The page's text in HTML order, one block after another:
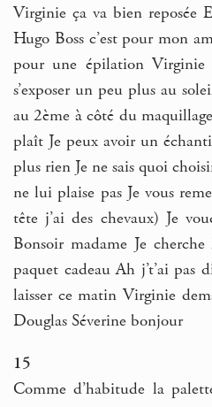
Virginie ça va bien reposée
Hugo Boss c’est pour mon
pour une épilation Virginie
s’exposer un peu plus au
au 2ème à côté du
plaît Je peux avoir un
plus rien Je ne sais quoi
ne lui plaise pas Je vous
tête j’ai des chevaux) Je
Bonsoir madame Je
paquet cadeau Ah j’t’ai
laisser ce matin Virginie
Douglas Séverine bonjour
15
Comme d’habitude la